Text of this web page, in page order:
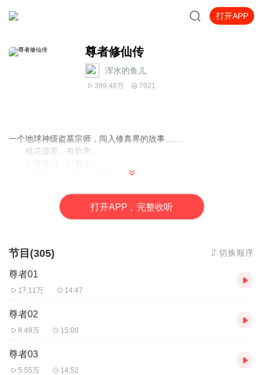
打开APP
尊者修仙传
浑水的鱼儿
399.48万 7921
一个地球神级盗墓宗师，闯入修真界的故事……
桃花源里，有歌声。
天地无垠，谁家旗鼓，碧落黄泉，万古高楼。
为义气争雄！
打开APP，完整收听
节目(305) 切换顺序
尊者01
17.11万 14:47
尊者02
8.49万 15:00
尊者03
5.55万 14:52